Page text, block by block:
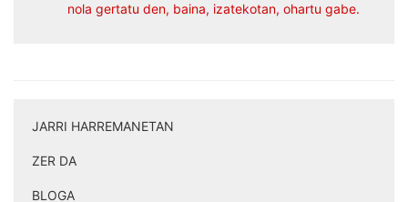
nola gertatu den, baina, izatekotan, ohartu gabe.
JARRI HARREMANETAN
ZER DA
BLOGA